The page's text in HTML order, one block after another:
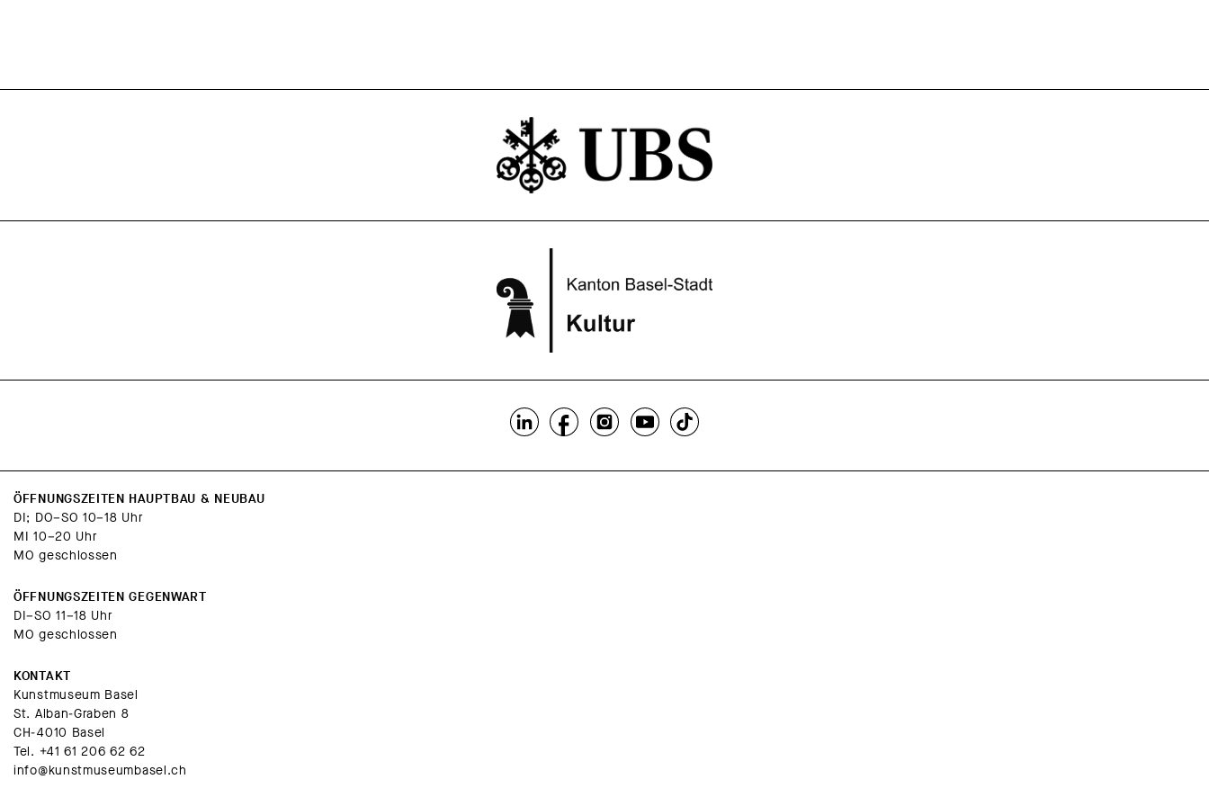
ÖFFNUNGSZEITEN HAUPTBAU & NEUBAU
DI; DO–SO 10–18 Uhr
MI 10–20 Uhr
MO geschlossen
ÖFFNUNGSZEITEN GEGENWART
DI–SO 11–18 Uhr
MO geschlossen
KONTAKT
Kunstmuseum Basel
St. Alban-Graben 8
CH-4010 Basel
Tel. +41 61 206 62 62
info@kunstmuseumbasel.ch